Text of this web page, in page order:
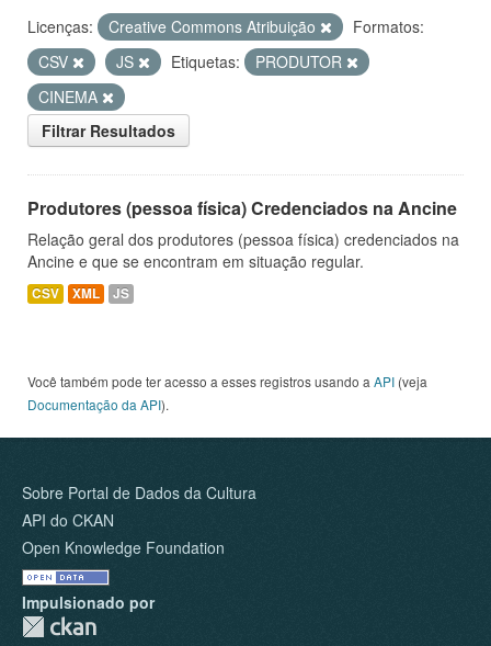
Licenças: Creative Commons Atribuição
Formatos:
CSV
JS Etiquetas:
PRODUTOR
CINEMA
Filtrar Resultados
Produtores (pessoa física) Credenciados na Ancine
Relação geral dos produtores (pessoa física) credenciados na
Ancine e que se encontram em situação regular.
CSV XML JS
Você também pode ter acesso a esses registros usando a API (veja
Documentação da API).
Sobre Portal de Dados da Cultura
API do CKAN
Open Knowledge Foundation
Impulsionado por